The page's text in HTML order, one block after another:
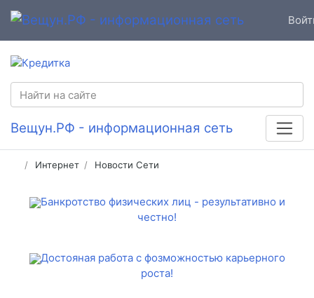
Вещун.РФ - информационная сеть
Интернет Новости Сети
Банкротство физических лиц - результативно и
честно!
Достояная работа с фозможностью карьерного
роста!